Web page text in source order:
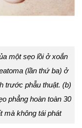
một sẹo lồi ở xoắn
(lần thứ ba) ở
trước phẫu thuật. (b)
phẳng hoàn toàn 30
mà không tái phát